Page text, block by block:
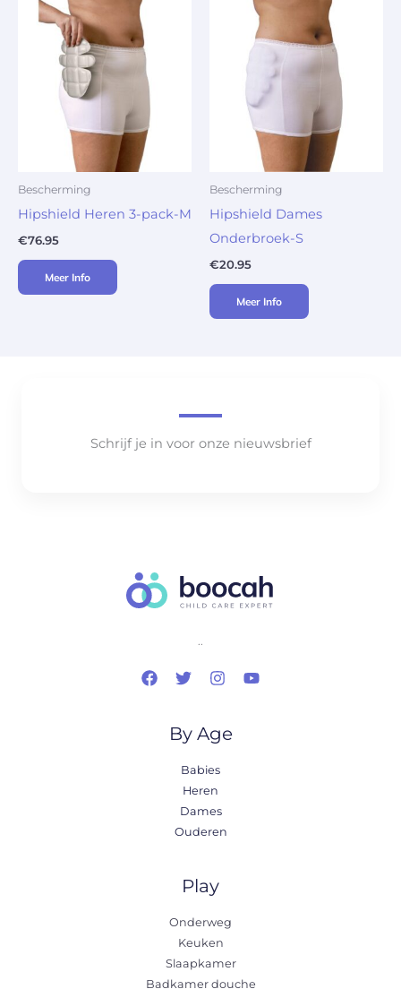
Bescherming
Hipshield Heren 3-pack-M
€76.95
Meer Info
Bescherming
Hipshield Dames
Onderbroek-S
€20.95
Meer Info
Schrijf je in voor onze nieuwsbrief
..
By Age
Babies
Heren
Dames
Ouderen
Play
Onderweg
Keuken
Slaapkamer
Badkamer douche